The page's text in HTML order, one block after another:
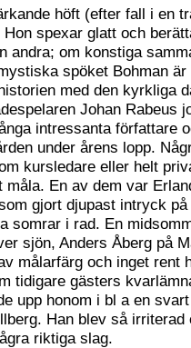
höft (efter fall i en
spexar glatt och
andra; om konstiga
spöket Bohman
med den kyrkliga
Johan Rabeus
intressanta författare
under årens lopp.
kursledare eller helt
En av dem var
gjort djupast intryck
somrar i rad. En
sjön, Anders Åberg på
målarfärg och inget rent
tidigare gästers
upp honom i bl a en
Han blev så irriterad
riktiga slag.